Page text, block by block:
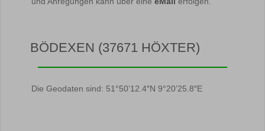
BÖDEXEN (37671 HÖXTER)
Die Geodaten sind: 51°50’12.4″N 9°20’25.8″E